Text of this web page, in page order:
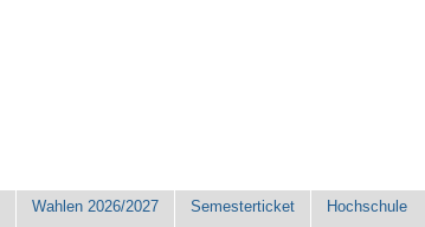
Wahlen 2026/2027 Semesterticket Hochschule